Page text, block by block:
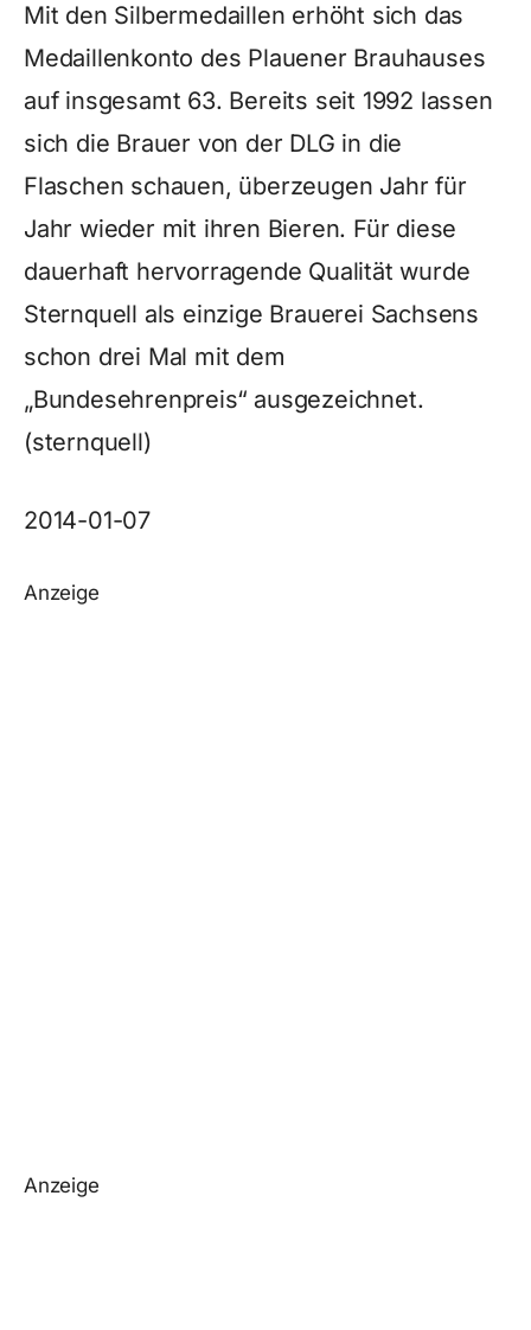
Mit den Silbermedaillen erhöht sich das
Medaillenkonto des Plauener Brauhauses
auf insgesamt 63. Bereits seit 1992 lassen
sich die Brauer von der DLG in die
Flaschen schauen, überzeugen Jahr für
Jahr wieder mit ihren Bieren. Für diese
dauerhaft hervorragende Qualität wurde
Sternquell als einzige Brauerei Sachsens
schon drei Mal mit dem
„Bundesehrenpreis“ ausgezeichnet.
(sternquell)
2014-01-07
Anzeige
Anzeige